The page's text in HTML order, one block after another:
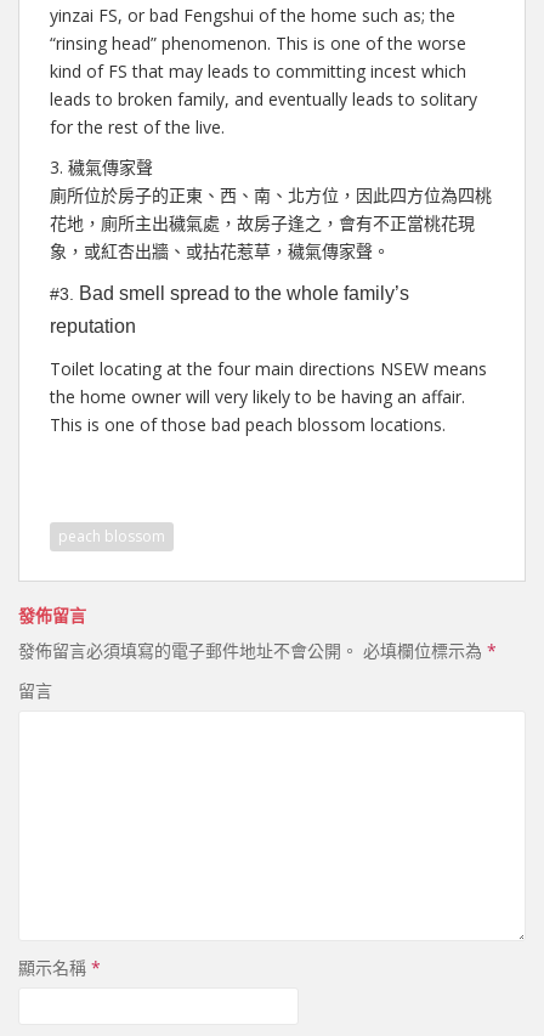
yinzai FS, or bad Fengshui of the home such as; the
“rinsing head” phenomenon. This is one of the worse
kind of FS that may leads to committing incest which
leads to broken family, and eventually leads to solitary
for the rest of the live.
3. 穢氣傳家聲
廁所位於房子的正東、西、南、北方位，因此四方位為四桃
花地，廁所主出穢氣處，故房子逢之，會有不正當桃花現
象，或紅杏出牆、或拈花惹草，穢氣傳家聲。
#3.
Bad smell spread to the whole family’s
reputation
Toilet locating at the four main directions NSEW means
the home owner will very likely to be having an affair.
This is one of those bad peach blossom locations.
peach blossom
發佈留言
發佈留言必須填寫的電子郵件地址不會公開。 必填欄位標示為 *
留言
顯示名稱 *